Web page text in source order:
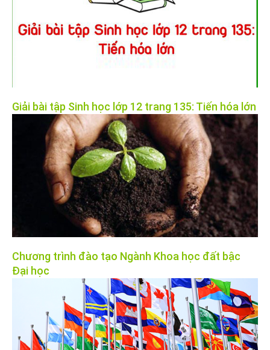
Giải bài tập Sinh học lớp 12 trang 135: Tiến hóa lớn
Chương trình đào tạo Ngành Khoa học đất bậc
Đại học